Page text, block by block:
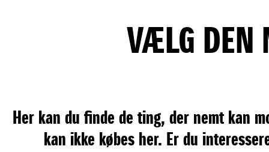
VÆLG DEN
Her kan du finde de ting, der nemt kan
kan ikke købes her. Er du